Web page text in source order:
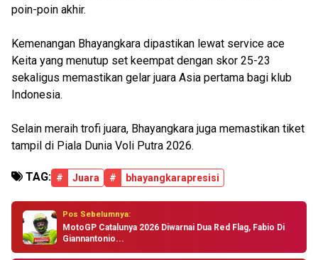
poin-poin akhir.
Kemenangan Bhayangkara dipastikan lewat service ace
Keita yang menutup set keempat dengan skor 25-23
sekaligus memastikan gelar juara Asia pertama bagi klub
Indonesia.
Selain meraih trofi juara, Bhayangkara juga memastikan tiket
tampil di Piala Dunia Voli Putra 2026.
TAG: # Juara # bhayangkarapresisi
Pos Sebelumnya:
MotoGP Catalunya 2026 Diwarnai Dua Red Flag, Fabio Di
Giannantonio...